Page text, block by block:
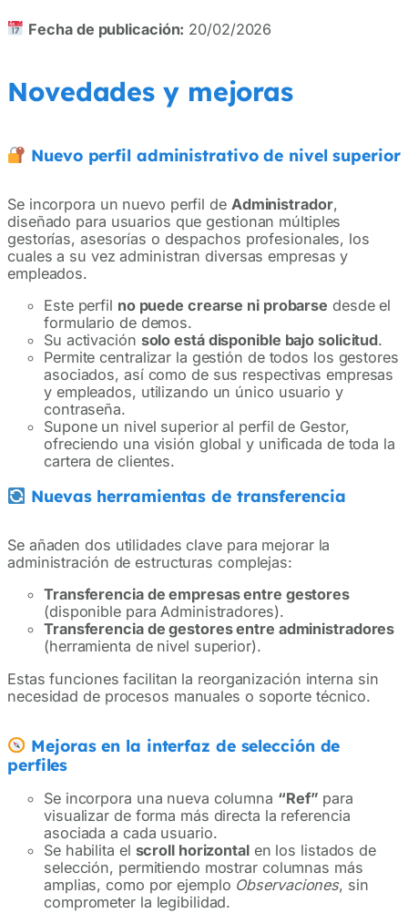
Fecha de publicación: 20/02/2026
Novedades y mejoras
Nuevo perfil administrativo de nivel superior
Se incorpora un nuevo perfil de Administrador,
diseñado para usuarios que gestionan múltiples
gestorías, asesorías o despachos profesionales, los
cuales a su vez administran diversas empresas y
empleados.
Este perfil no puede crearse ni probarse desde el
formulario de demos.
Su activación solo está disponible bajo solicitud.
Permite centralizar la gestión de todos los gestores
asociados, así como de sus respectivas empresas
y empleados, utilizando un único usuario y
contraseña.
Supone un nivel superior al perfil de Gestor,
ofreciendo una visión global y unificada de toda la
cartera de clientes.
Nuevas herramientas de transferencia
Se añaden dos utilidades clave para mejorar la
administración de estructuras complejas:
Transferencia de empresas entre gestores
(disponible para Administradores).
Transferencia de gestores entre administradores
(herramienta de nivel superior).
Estas funciones facilitan la reorganización interna sin
necesidad de procesos manuales o soporte técnico.
Mejoras en la interfaz de selección de
perfiles
Se incorpora una nueva columna “Ref” para
visualizar de forma más directa la referencia
asociada a cada usuario.
Se habilita el scroll horizontalen los listados de
selección, permitiendo mostrar columnas más
amplias, como por ejemplo Observaciones, sin
comprometer la legibilidad.